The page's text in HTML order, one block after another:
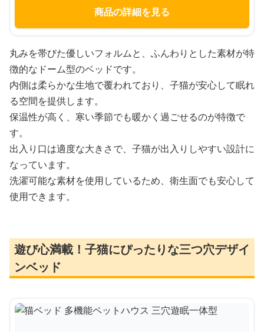
商品の詳細を見る
丸みを帯びた優しいフォルムと、ふんわりとした素材が特
徴的なドーム型のベッドです。
内側は柔らかな生地で覆われており、子猫が安心して眠れ
る空間を提供します。
保温性が高く、寒い季節でも暖かく過ごせるのが特徴で
す。
出入り口は適度な大きさで、子猫が出入りしやすい設計に
なっています。
洗濯可能な素材を使用しているため、衛生面でも安心して
使用できます。
遊び心満載！子猫にぴったりな三つ穴デザイ
ンベッド